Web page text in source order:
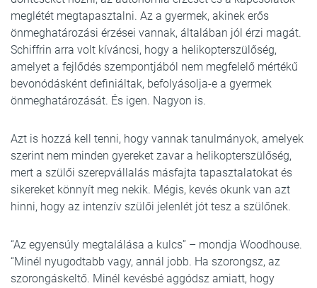
meglétét megtapasztalni. Az a gyermek, akinek erős
önmeghatározási érzései vannak, általában jól érzi magát.
Schiffrin arra volt kíváncsi, hogy a helikopterszülőség,
amelyet a fejlődés szempontjából nem megfelelő mértékű
bevonódásként definiáltak, befolyásolja-e a gyermek
önmeghatározását. És igen. Nagyon is.
Azt is hozzá kell tenni, hogy vannak tanulmányok, amelyek
szerint nem minden gyereket zavar a helikopterszülőség,
mert a szülői szerepvállalás másfajta tapasztalatokat és
sikereket könnyít meg nekik. Mégis, kevés okunk van azt
hinni, hogy az intenzív szülői jelenlét jót tesz a szülőnek.
“Az egyensúly megtalálása a kulcs” – mondja Woodhouse.
“Minél nyugodtabb vagy, annál jobb. Ha szorongsz, az
szorongáskeltő. Minél kevésbé aggódsz amiatt, hogy